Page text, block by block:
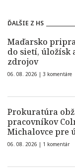
ĎALŠIE Z HS
Maďarsko
do sietí, úložísk
zdrojov
06. 08. 2026 | 3 komentáre
Prokuratúra
pracovníkov
Michalovce pre
06. 08. 2026 | 1 komentár